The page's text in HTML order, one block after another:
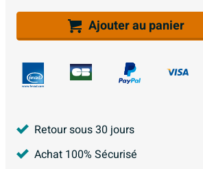
Ajouter au panier
Retour sous 30 jours
Achat 100% Sécurisé